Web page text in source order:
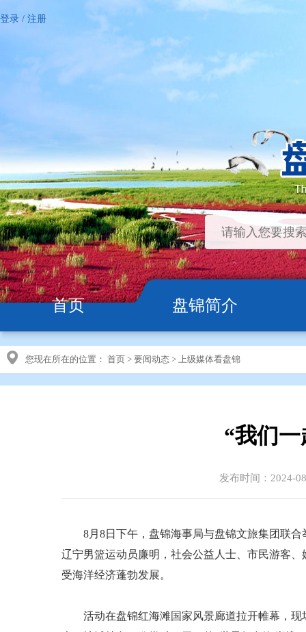
登录 / 注册
首页 盘锦简介
您现在所在的位置： 首页 > 要闻动态 > 上级媒体看盘锦
“我们
发布时间：2024-
8月8日下午，盘锦海事局与盘锦文旅集团联合
辽宁男篮运动员廉明，社会公益人士、市民游客
受海洋经济蓬勃发展。
活动在盘锦红海滩国家风景廊道拉开帷幕，现